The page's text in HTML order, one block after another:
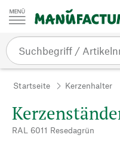
Zum Inhalt springen
Startseite Kerzenhalter
RAL 6011 Resedagrün